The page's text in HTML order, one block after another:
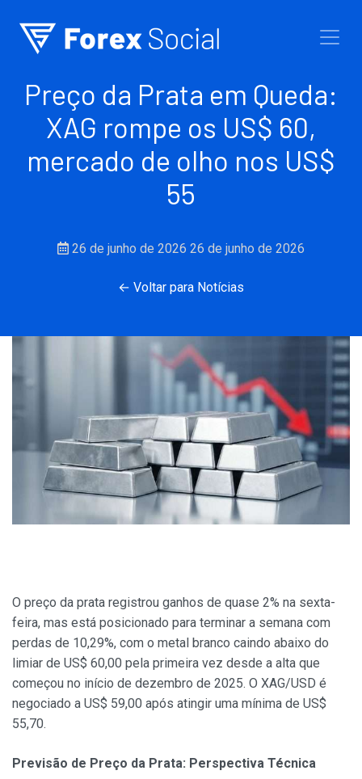
Preço da Prata em Queda:
XAG rompe os US$ 60,
mercado de olho nos US$
55
26 de junho de 2026 26 de junho de 2026
← Voltar para Notícias
O preço da prata registrou ganhos de quase 2% na sexta-
feira, mas está posicionado para terminar a semana com
perdas de 10,29%, com o metal branco caindo abaixo do
limiar de US$ 60,00 pela primeira vez desde a alta que
começou no início de dezembro de 2025. O XAG/USD é
negociado a US$ 59,00 após atingir uma mínima de US$
55,70.
Previsão de Preço da Prata: Perspectiva Técnica